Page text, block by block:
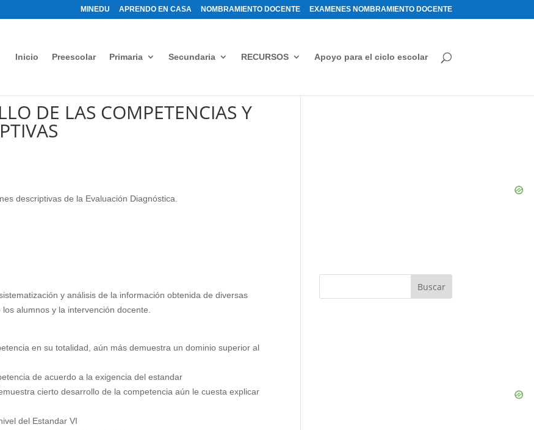
MINEDU APRENDO EN CASA NOMBRAMIENTO DOCENTE EXAMENES NOMBRAMIENTO DOCENTE
Inicio Preescolar Primaria Secundaria RECURSOS Apoyo para el ciclo escolar
DE LAS COMPETENCIAS Y
descriptivas de la Evaluación Diagnóstica.
y análisis de la información obtenida de diversas
alumnos y la intervención docente.
en su totalidad, aún más demuestra un dominio superior al
de acuerdo a la exigencia del estandar
cierto desarrollo de la competencia aún le cuesta explicar
del Estandar VI